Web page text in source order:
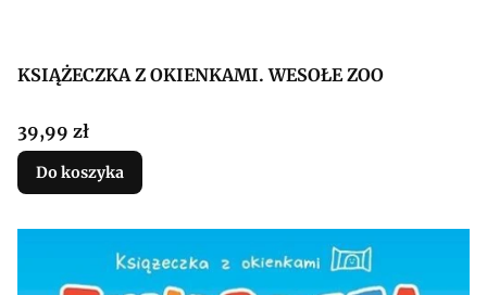
KSIĄŻECZKA Z OKIENKAMI. WESOŁE ZOO
Cena
39,99 zł
Do koszyka